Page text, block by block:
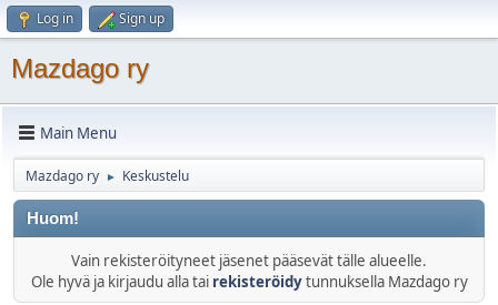
Log in Sign up
Mazdago ry
Main Menu
Mazdago ry ► Keskustelu
Huom!
Vain rekisteröityneet jäsenet pääsevät tälle alueelle.
Ole hyvä ja kirjaudu alla tai rekisteröidytunnuksella Mazdago ry